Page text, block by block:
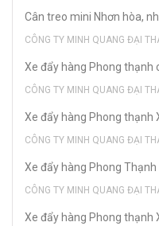
Cân treo mini Nhơn hòa,
CÔNG TY MINH QUANG ĐẠI
Xe đẩy hàng Phong thạnh
CÔNG TY MINH QUANG ĐẠI
Xe đẩy hàng Phong thạnh
CÔNG TY MINH QUANG ĐẠI
Xe đẩy hàng Phong
CÔNG TY MINH QUANG ĐẠI
Xe đẩy hàng Phong thạnh